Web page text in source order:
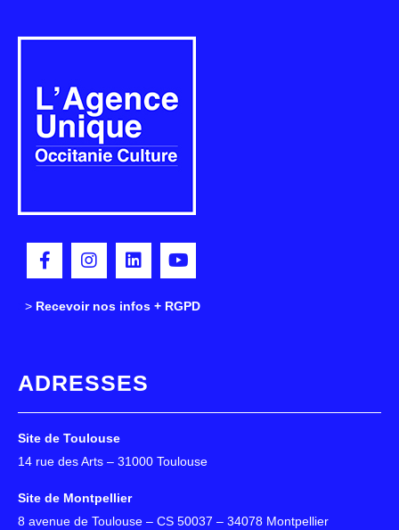
> Recevoir nos infos + RGPD
ADRESSES
Site de Toulouse
14 rue des Arts – 31000 Toulouse
Site de Montpellier
8 avenue de Toulouse – CS 50037 – 34078 Montpellier